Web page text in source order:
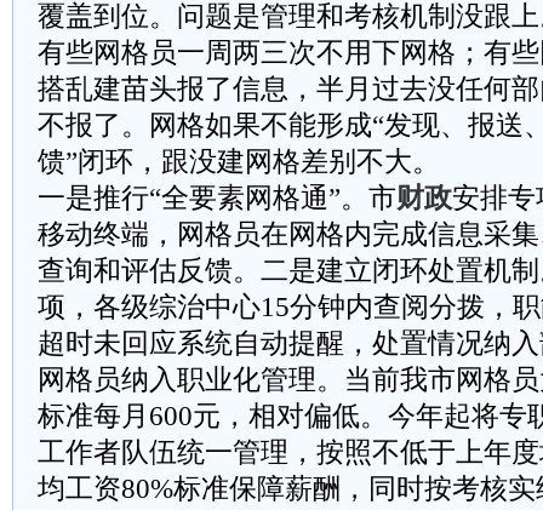
覆盖到位。问题是管理和考核机制没跟
有些网格员一周两三次不用下网格；有
搭乱建苗头报了信息，半月过去没任何
不报了。网格如果不能形成“发现、报送
馈”闭环，跟没建网格差别不大。
一是推行“全要素网格通”。市财政安排专
移动终端，网格员在网格内完成信息采
查询和评估反馈。二是建立闭环处置机
项，各级综治中心15分钟内查阅分拨，
超时未回应系统自动提醒，处置情况纳
网格员纳入职业化管理。当前我市网格
标准每月600元，相对偏低。今年起将专
工作者队伍统一管理，按照不低于上年
均工资80%标准保障薪酬，同时按考核